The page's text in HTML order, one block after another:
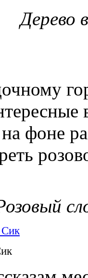
Дерево
фоне